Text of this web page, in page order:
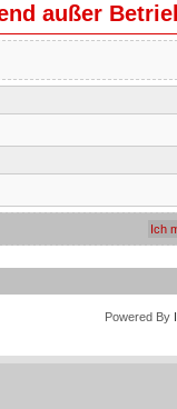
außer
Powered By